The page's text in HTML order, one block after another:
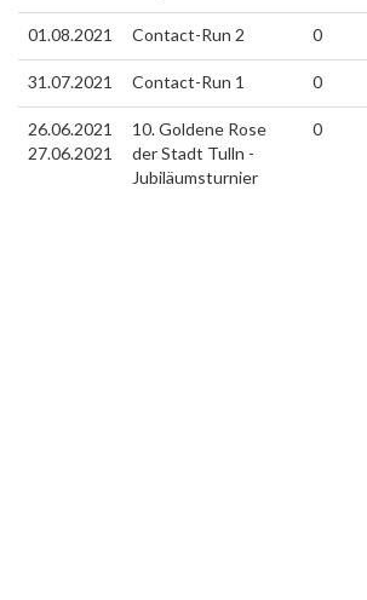
01.08.2021 Contact-Run 2 0
31.07.2021 Contact-Run 1 0
26.06.2021
27.06.2021
10. Goldene Rose
der Stadt Tulln -
Jubiläumsturnier
0